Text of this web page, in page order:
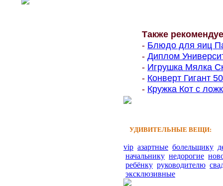
Также
- Блюдо для яиц
- Диплом
- Игрушка Мялка
- Конверт Гигант
- Кружка Кот с
УДИВИТЕЛЬНЫЕ ВЕЩИ:
vip азартные болельщику
начальнику недорогие
ребёнку руководителю
эксклюзивные